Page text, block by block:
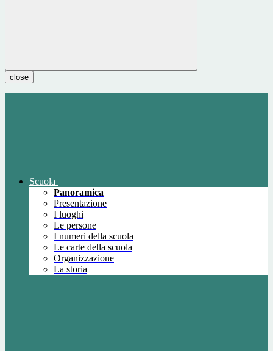
close
Scuola
Panoramica
Presentazione
I luoghi
Le persone
I numeri della scuola
Le carte della scuola
Organizzazione
La storia